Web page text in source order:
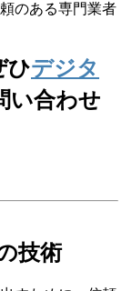
のある専門業者
ひデジタ
い合わせ
技術